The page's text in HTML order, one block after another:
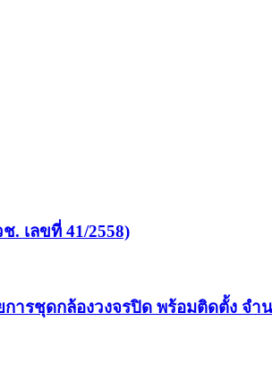
เลขที่ 41/2558)
ชุดกล้องวงจรปิด พร้อมติดตั้ง จำ